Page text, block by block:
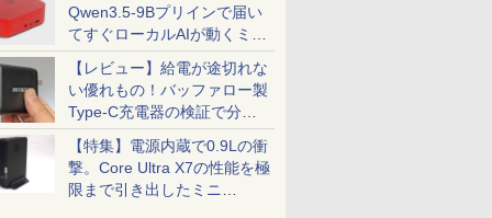
Qwen3.5-9Bプリインで届い
てすぐローカルAIが動くミニ
PC「SER9 Pro」
【レビュー】給電が途切れな
い優れもの！バッファロー製
Type-C充電器の検証で分か
ったこと
【特集】電源内蔵で0.9Lの衝
撃。Core Ultra X7の性能を極
限まで引き出したミニ